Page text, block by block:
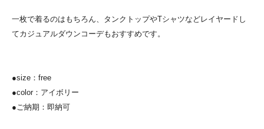
一枚で着るのはもちろん、タンクトップやTシャツなどレイヤードし
てカジュアルダウンコーデもおすすめです。
●size：free
●color：アイボリー
●ご納期：即納可